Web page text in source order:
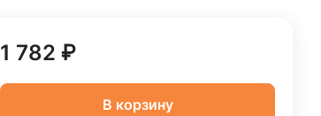
1 782 ₽
В корзину